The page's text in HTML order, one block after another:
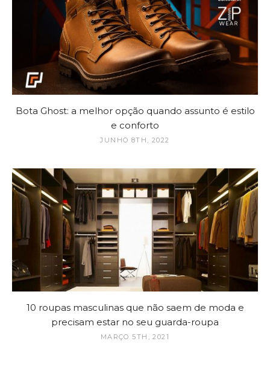
Bota Ghost: a melhor opção quando assunto é estilo
e conforto
JUNHO 8TH, 2022
10 roupas masculinas que não saem de moda e
precisam estar no seu guarda-roupa
MARÇO 5TH, 2021